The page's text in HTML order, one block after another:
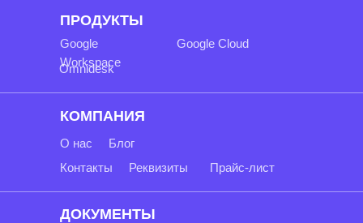
ПРОДУКТЫ
ДОКУМЕНТЫ
КОМПАНИЯ
Google
Workspace
О нас Блог
Google Cloud
Контакты Реквизиты Прайс-лист
Omnidesk